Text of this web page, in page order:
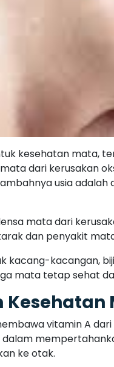
kesehatan mata,
dari kerusakan
usia
mata dari
dan penyakit
kacangan,
mata tetap sehat
Kesehatan
vitamin A
ke otak.